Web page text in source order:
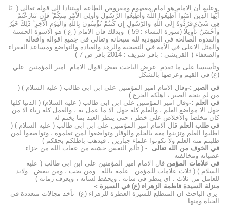
وعليه أن الامام هو امام معصوم ومفروض الطاعة استنادا الى قوله تعالى ( يَا
أَيُّهَا الَّذِينَ آمَنُوا أَطِيعُوا اللَّهَ وَأَطِيعُوا الرَّسُولَ وَأُولِي الْأَمْرِ مِنكُمْ ۖ فَإِن تَنَازَعْتُمْ
فِي شَيْءٍ فَرُدُّوهُ إِلَى اللَّهِ وَالرَّسُولِ إِن كُنتُمْ تُؤْمِنُونَ بِاللَّهِ وَالْيَوْمِ الْآخِرِ ۚ ذَٰلِكَ خَيْرٌ
وَأَحْسَنُ تَأْوِيلًا (سورة النساء : 59 ) وبذلك فان الامام ( ع ) هو الاسوة الحسنة
والقدوة الصالحة في العبودية لله سبحانه وتعالى في جميع اقواله وافعاله
والمثل الاعلى في الأمة في التضحية والزهد والعبادة والتواضع ومساعد الفقراء
والضعفاء ( القريشي : باقر شريف : 2014 باقر ص 7 )
وتأسيسا على ما تقدم عرض الباحث بعض اقوال الامام امير المؤمنين علي
(ع) في القيم وعرضها بالشكل
في الصبر :-وقال الامام امير المؤمنين علي ابن ابي طالب ( عليه السلام ) (
من لم ينجه الصبر ، اهلكه الجزع )
في العلم :-وقال امير المؤمنين علي ابن ابي طالب ( عليه السلام) ( الدنيا كلها
جهل الا مواضع العلم ، والعلم كله جهل الا ما عمل به ، والعمل كله رياء الا من
كان مخلصا والاخلاص على خطر ، حتى ينظر العبد بما يختم له
في طلب العلم قال الامام امير المؤمنين علي ابن ابي طالب ( عليه السلام ) (
اطلبوا العلم وتزينوا معه بالحلم والوقار وتواضعوا لمن تعلموه ، وتواضعوا لمن
طلبتم منه العلم ولا تكونوا علماء جبارين . فيذهب باطلكم بحقكم )
في الخوف من الله تعالى :- ( تألم النفس خشية من عقاب الله من جزاء
عصيانه ومخالفته
في علامات المؤمن قال الامام امير المؤمنين علي ابن ابي طالب ( عليه
السلام ) ( ثلاث علامات للمؤمن : علمه بالله . ومن يحب ، ومن يبغض . ولابد
للعامل من ثلاث . اي ينظر في شانه . ويحفظ لسانه ، ويعرف زمانه )
منزلة السيدة فاطمة الزهراء (ع) في السيرة :-
يرى الباحث ان المتطلع للسيرة العطرة للزهراء (ع) تأخذ مجالات متعددة في
الحياة ومنها